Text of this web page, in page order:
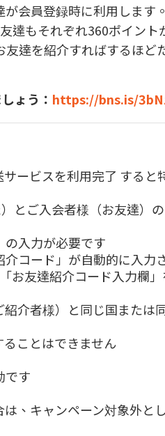
会員登録時に利用しま
達もそれぞれ360ポイント
達を紹介すればするほど
ょう： https://bns.is/
ービスを利用完了 すると
とご入会者様（お友達）
の入力が必要です
コード」が自動的に入力
お友達紹介コード入力欄
介者様）と同じ国または
ことはできません
です
、キャンペーン対象外と